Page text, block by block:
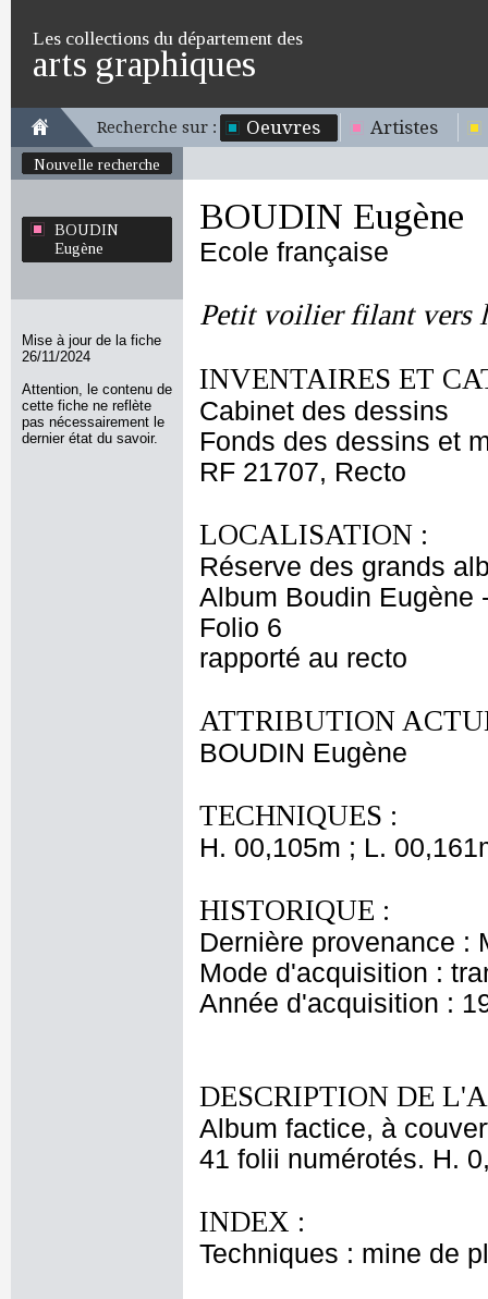
Les collections du département des
arts graphiques
Recherche sur : Oeuvres Artistes
Nouvelle recherche
BOUDIN
Eugène
Mise à jour de la fiche
26/11/2024
Attention, le contenu de
cette fiche ne reflète
pas nécessairement le
dernier état du savoir.
BOUDIN Eugène
Ecole française
Petit voilier filant vers
INVENTAIRES ET
Cabinet des dessins
Fonds des dessins et
RF 21707, Recto
LOCALISATION :
Réserve des grands
Album Boudin Eugène
Folio 6
rapporté au recto
ATTRIBUTION
BOUDIN Eugène
TECHNIQUES :
H. 00,105m ; L.
HISTORIQUE :
Dernière provenance :
Mode d'acquisition :
Année d'acquisition :
DESCRIPTION DE
Album factice, à
41 folii numérotés. H.
INDEX :
Techniques : mine de